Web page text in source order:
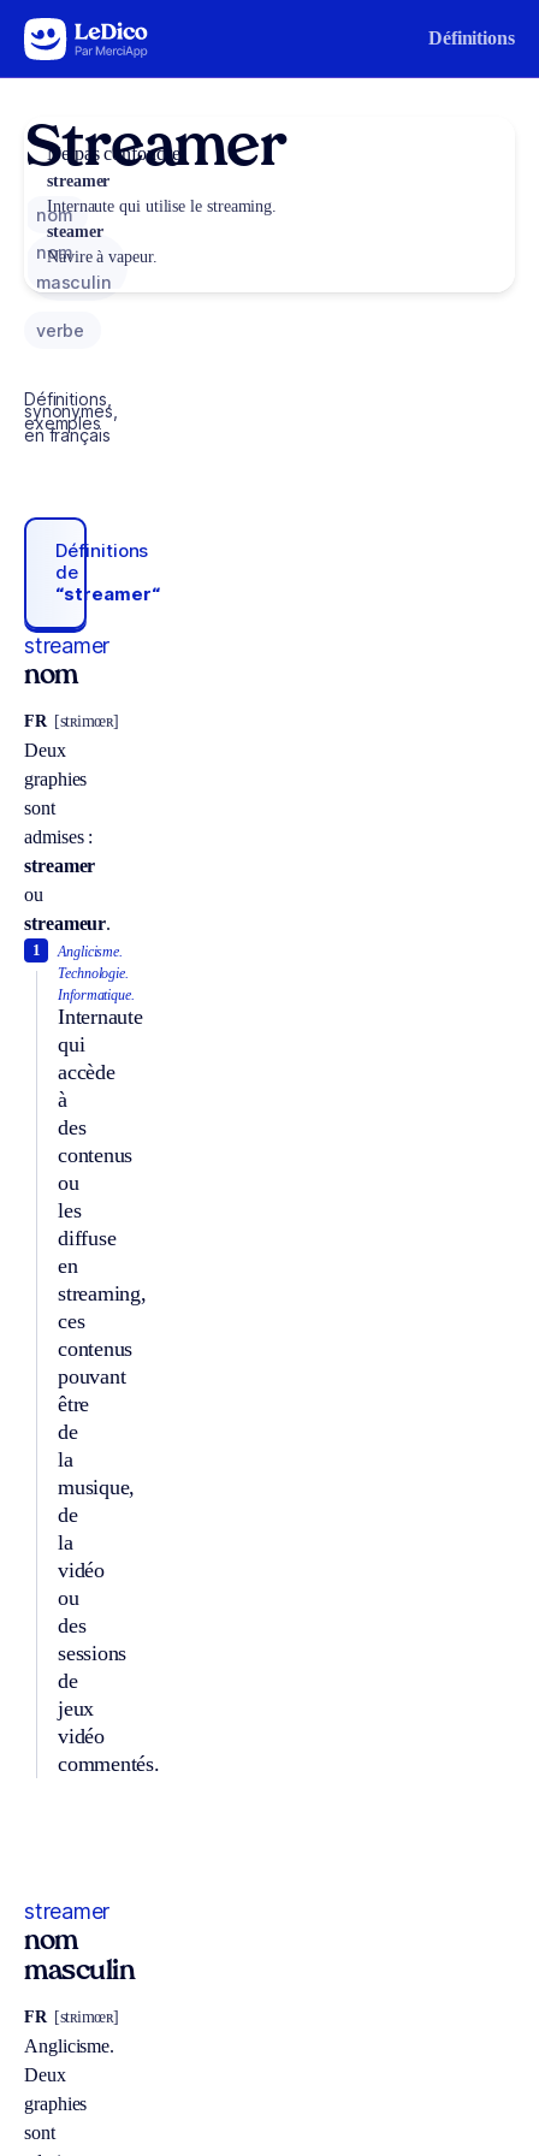
Aller au contenu Définitions
Streamer
nom
nom
masculin
verbe
Définitions,
synonymes,
exemples
en français
Définitions
de
“streamer“
streamer
nom
FR [stʀimœʀ]
Deux
graphies
sont
admises :
streamer
ou
streameur.
Anglicisme.
Technologie.
Informatique.
Internaute
qui
accède
à
des
contenus
ou
les
diffuse
en
streaming,
ces
contenus
pouvant
être
de
la
musique,
de
la
vidéo
ou
des
sessions
de
jeux
vidéo
commentés.
1
streamer
nom
masculin
FR [stʀimœʀ]
Anglicisme.
Deux
graphies
sont
Ne pas confondre
streamer
Internaute qui utilise le streaming.
steamer
Navire à vapeur.